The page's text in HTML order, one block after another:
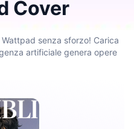
Cover
senza sforzo! Carica
artificiale genera opere